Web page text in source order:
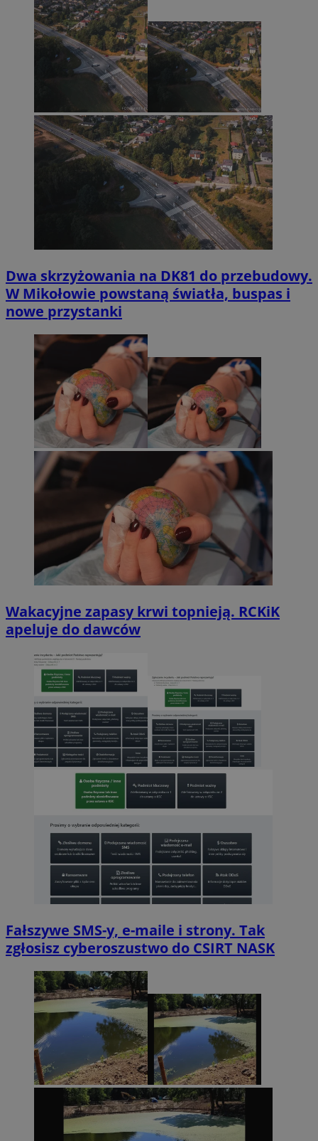
Dwa skrzyżowania na DK81 do przebudowy.
W Mikołowie powstaną światła, buspas i
nowe przystanki
Wakacyjne zapasy krwi topnieją. RCKiK
apeluje do dawców
Fałszywe SMS-y, e-maile i strony. Tak
zgłosisz cyberoszustwo do CSIRT NASK